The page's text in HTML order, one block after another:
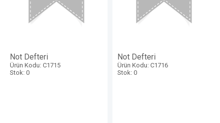
Not Defteri
Ürün Kodu: C1715
Stok: 0
Not Defteri
Ürün Kodu: C1716
Stok: 0